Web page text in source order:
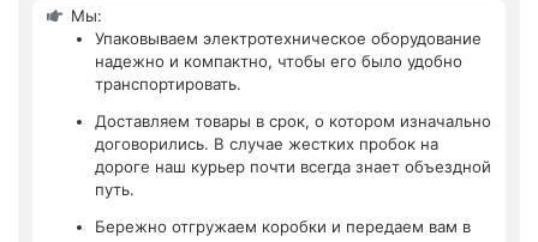
Мы:
Упаковываем электротехническое оборудование
надежно и компактно, чтобы его было удобно
транспортировать.
Доставляем товары в срок, о котором изначально
договорились. В случае жестких пробок на
дороге наш курьер почти всегда знает объездной
путь.
Бережно отгружаем коробки и передаем вам в